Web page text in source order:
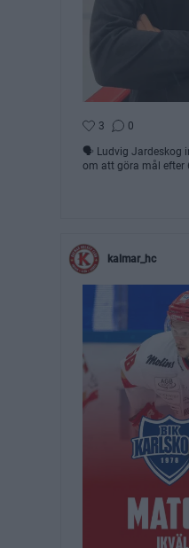
3 0
🗣️ Ludvig Jardeskog
om att göra mål efter
kalmar_hc